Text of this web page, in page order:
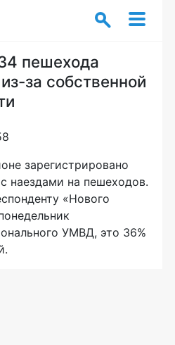
пешехода
за собственной
зарегистрировано
наездами на пешеходов.
«Нового
УМВД, это 36%